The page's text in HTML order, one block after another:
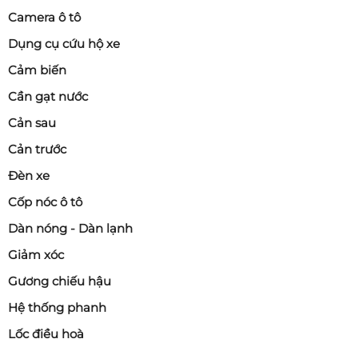
Camera ô tô
Dụng cụ cứu hộ xe
Cảm biến
Cần gạt nước
Cản sau
Cản trước
Đèn xe
Cốp nóc ô tô
Dàn nóng - Dàn lạnh
Giảm xóc
Gương chiếu hậu
Hệ thống phanh
Lốc điều hoà